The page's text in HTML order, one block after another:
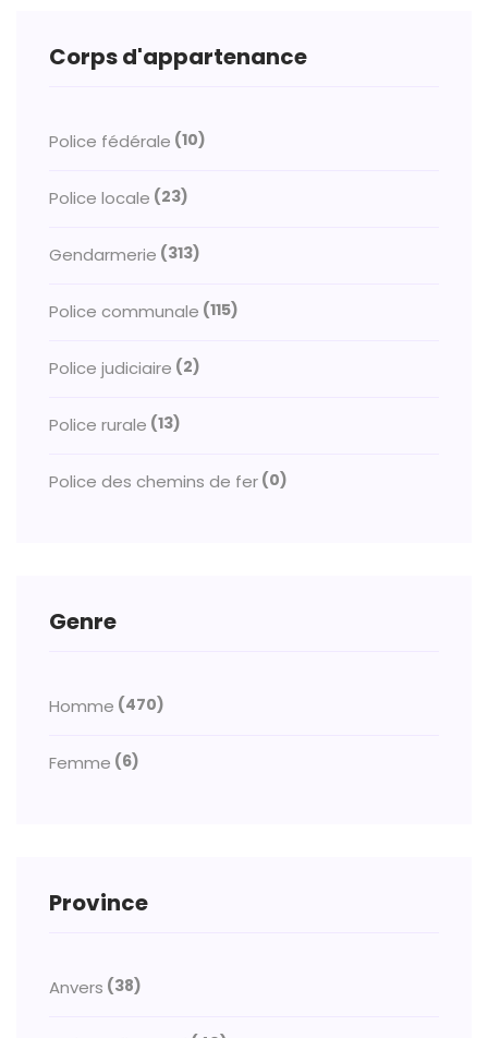
Corps d'appartenance
Police fédérale (10)
Police locale (23)
Gendarmerie (313)
Police communale (115)
Police judiciaire (2)
Police rurale (13)
Police des chemins de fer (0)
Genre
Homme (470)
Femme (6)
Province
Anvers (38)